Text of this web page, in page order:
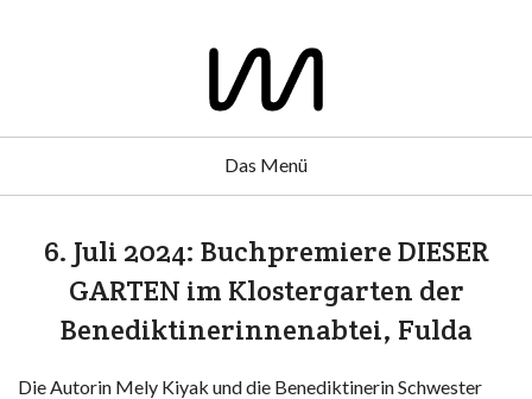
Das Menü
6. Juli 2024: Buchpremiere DIESER
GARTEN im Klostergarten der
Benediktinerinnenabtei, Fulda
Die Autorin Mely Kiyak und die Benediktinerin Schwester